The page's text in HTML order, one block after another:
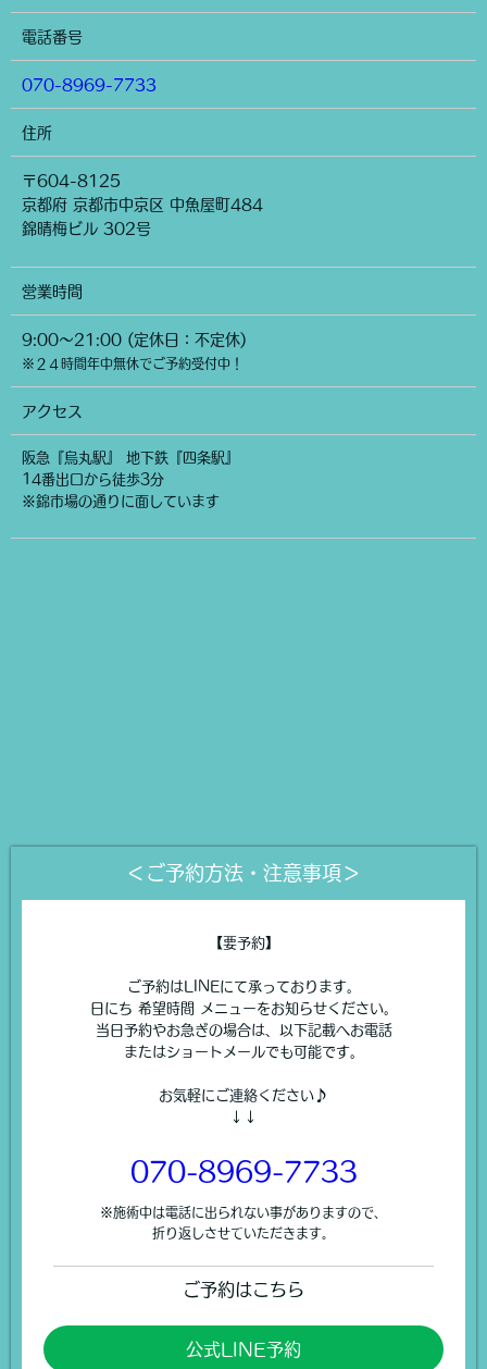
電話番号
070-8969-7733
住所
〒604-8125
京都府 京都市中京区 中魚屋町484
錦晴梅ビル 302号
営業時間
9:00～21:00 (定休日：不定休)
※２４時間年中無休でご予約受付中！
アクセス
阪急『烏丸駅』 地下鉄『四条駅』
14番出口から徒歩3分
※錦市場の通りに面しています
＜ご予約方法・注意事項＞
【要予約】
ご予約はLINEにて承っております。
日にち 希望時間 メニューをお知らせください。
当日予約やお急ぎの場合は、以下記載へお電話
またはショートメールでも可能です。
お気軽にご連絡ください♪
↓↓
070-8969-7733
※施術中は電話に出られない事がありますので、
折り返しさせていただきます。
ご予約はこちら
公式LINE予約